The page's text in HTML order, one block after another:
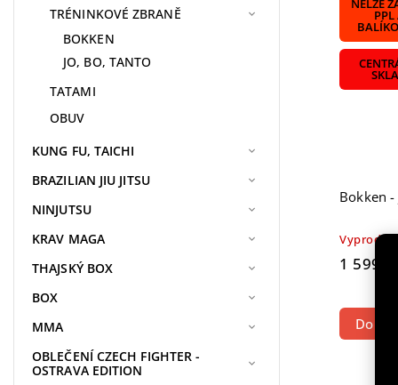
TRÉNINKOVÉ ZBRANĚ
BOKKEN
JO, BO, TANTO
TATAMI
OBUV
KUNG FU, TAICHI
BRAZILIAN JIU JITSU
NINJUTSU
KRAV MAGA
THAJSKÝ BOX
BOX
MMA
OBLEČENÍ CZECH FIGHTER -
OSTRAVA EDITION
NELZE
PPL
Bokken
Vyprodáno
1 599 Kč
Do